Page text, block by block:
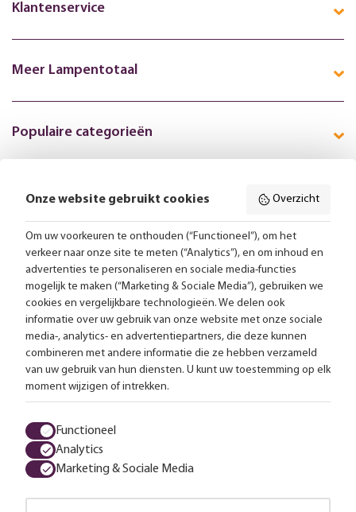
Klantenservice
Meer Lampentotaal
Populaire categorieën
Volg ons online:
Gratis bezorging vanaf 99,-
Advies op maat
Meer dan 25.000 lampen op voorraad
4.57 uit 2853 reviews
Algemene voorwaarden
Onze website gebruikt cookies Overzicht
Om uw voorkeuren te onthouden (“Functioneel”), om het
verkeer naar onze site te meten (“Analytics”), en om inhoud en
advertenties te personaliseren en sociale media-functies
mogelijk te maken (“Marketing & Sociale Media”), gebruiken we
cookies en vergelijkbare technologieën. We delen ook
informatie over uw gebruik van onze website met onze sociale
media-, analytics- en advertentiepartners, die deze kunnen
combineren met andere informatie die ze hebben verzameld
van uw gebruik van hun diensten. U kunt uw toestemming op elk
moment wijzigen of intrekken.
Functioneel
Analytics
Marketing & Sociale Media